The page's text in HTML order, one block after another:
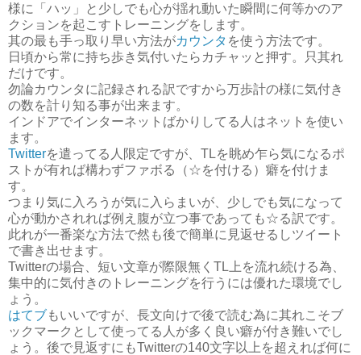
様に「ハッ」と少しでも心が揺れ動いた瞬間に何等かのア
クションを起こすトレーニングをします。
其の最も手っ取り早い方法がカウンタ を使う方法です。
日頃から常に持ち歩き気付いたらカチャッと押す。只其れ
だけです。
勿論カウンタに記録される訳ですから万歩計の様に気付き
の数を計り知る事が出来ます。
インドアでインターネットばかりしてる人はネットを使い
ます。
Twitterを遣ってる人限定ですが、TLを眺め乍ら気になるポ
ストが有れば構わずファボる（☆を付ける）癖を付けま
す。
つまり気に入ろうが気に入らまいが、少しでも気になって
心が動かされれば例え腹が立つ事であっても☆る訳です。
此れが一番楽な方法で然も後で簡単に見返せるしツイート
で書き出せます。
Twitterの場合、短い文章が際限無くTL上を流れ続ける為、
集中的に気付きのトレーニングを行うには優れた環境でし
ょう。
はてブもいいですが、長文向けで後で読む為に其れこそブ
ックマークとして使ってる人が多く良い癖が付き難いでし
ょう。後で見返すにもTwitterの140文字以上を超えれば何に